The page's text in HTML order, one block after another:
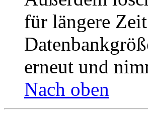
für längere
erneut und
Nach oben